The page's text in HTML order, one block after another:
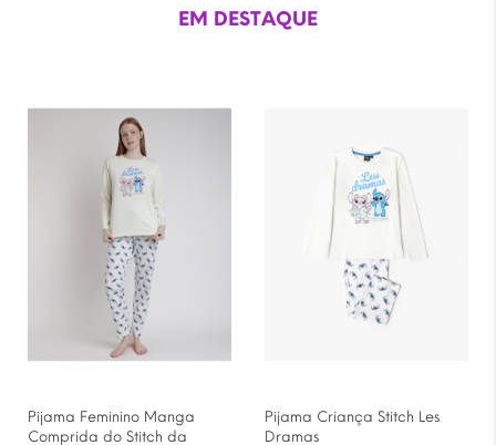
EM DESTAQUE
Pijama Feminino Manga
Comprida do Stitch da
Pijama Criança Stitch Les
Dramas